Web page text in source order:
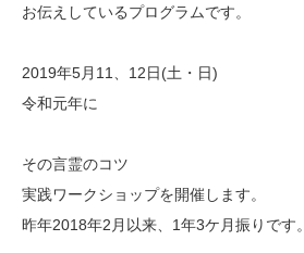
お伝えしているプログラムです。
2019年5月11、12日(土・日)
令和元年に
その言霊のコツ
実践ワークショップを開催します。
昨年2018年2月以来、1年3ケ月振りです。